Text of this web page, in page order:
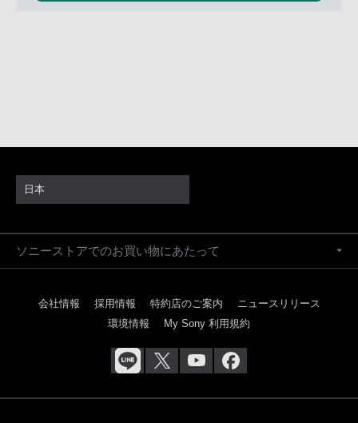
日本
ソニーストアでのお買い物にあたって
会社情報 採用情報 特約店のご案内
ニュースリリース
環境情報
My Sony 利用規約